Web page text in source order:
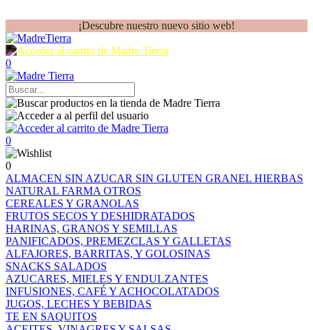
¡Descubre nuestro nuevo sitio web!
0
0
0
ALMACEN SIN AZUCAR SIN GLUTEN GRANEL HIERBAS
NATURAL FARMA OTROS
CEREALES Y GRANOLAS
FRUTOS SECOS Y DESHIDRATADOS
HARINAS, GRANOS Y SEMILLAS
PANIFICADOS, PREMEZCLAS Y GALLETAS
ALFAJORES, BARRITAS, Y GOLOSINAS
SNACKS SALADOS
AZUCARES, MIELES Y ENDULZANTES
INFUSIONES, CAFÉ Y ACHOCOLATADOS
JUGOS, LECHES Y BEBIDAS
TE EN SAQUITOS